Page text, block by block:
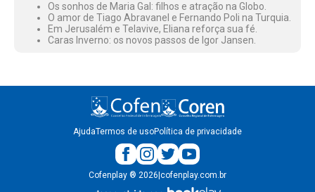
Os sonhos de Maria Gal: filhos e atração na Globo.
O amor de Tiago Abravanel e Fernando Poli na Turquia.
Em Jerusalém e Telavive, Eliana reforça sua fé.
Caras Inverno: os novos passos de Igor Jansen.
AjudaTermos de usoPolítica de privacidade
Cofenplay ® 2026 cofenplay.com.br